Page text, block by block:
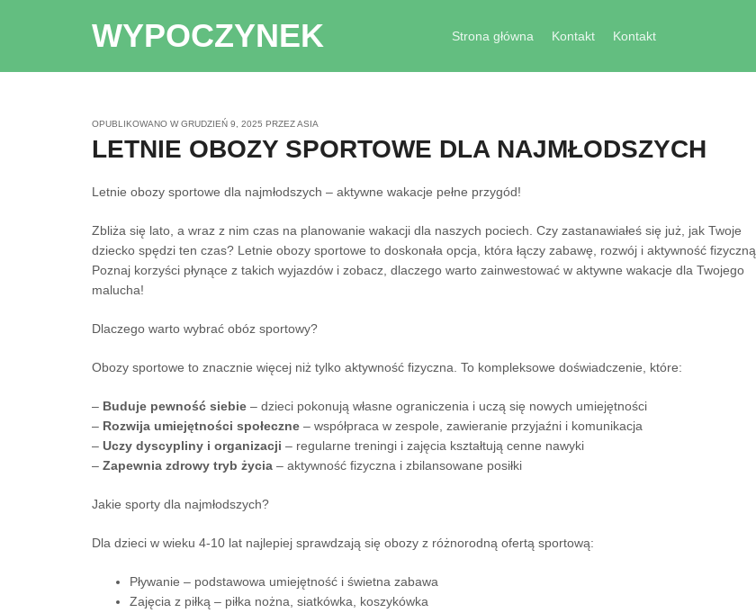
WYPOCZYNEK
Strona główna
Kontakt Kontakt
OPUBLIKOWANO WGRUDZIEŃ 9, 2025 PRZEZASIA
LETNIE OBOZY SPORTOWE DLA NAJMŁODSZYCH
Letnie obozy sportowe dla najmłodszych – aktywne wakacje pełne przygód!
Zbliża się lato, a wraz z nim czas na planowanie wakacji dla naszych pociech. Czy zastanawiałeś się już, jak Twoje
dziecko spędzi ten czas? Letnie obozy sportowe to doskonała opcja, która łączy zabawę, rozwój i aktywność fizyczną.
Poznaj korzyści płynące z takich wyjazdów i zobacz, dlaczego warto zainwestować w aktywne wakacje dla Twojego
malucha!
Dlaczego warto wybrać obóz sportowy?
Obozy sportowe to znacznie więcej niż tylko aktywność fizyczna. To kompleksowe doświadczenie, które:
– Buduje pewność siebie – dzieci pokonują własne ograniczenia i uczą się nowych umiejętności
– Rozwija umiejętności społeczne – współpraca w zespole, zawieranie przyjaźni i komunikacja
– Uczy dyscypliny i organizacji – regularne treningi i zajęcia kształtują cenne nawyki
– Zapewnia zdrowy tryb życia – aktywność fizyczna i zbilansowane posiłki
Jakie sporty dla najmłodszych?
Dla dzieci w wieku 4-10 lat najlepiej sprawdzają się obozy z różnorodną ofertą sportową:
Pływanie – podstawowa umiejętność i świetna zabawa
Zajęcia z piłką – piłka nożna, siatkówka, koszykówka